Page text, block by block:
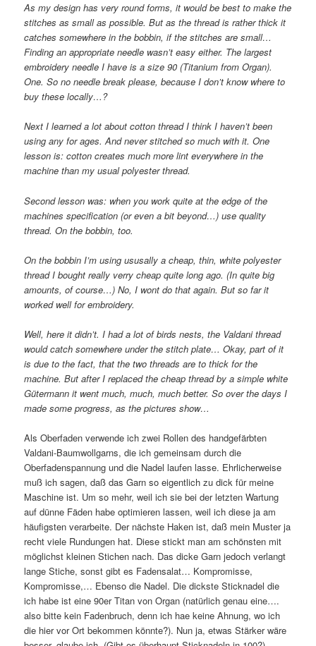
As my design has very round forms, it would be best to make the
stitches as small as possible. But as the thread is rather thick it
catches somewhere in the bobbin, if the stitches are small…
Finding an appropriate needle wasn’t easy either. The largest
embroidery needle I have is a size 90 (Titanium from Organ).
One. So no needle break please, because I don’t know where to
buy these locally…?
Next I learned a lot about cotton thread I think I haven’t been
using any for ages. And never stitched so much with it. One
lesson is: cotton creates much more lint everywhere in the
machine than my usual polyester thread.
Second lesson was: when you work quite at the edge of the
machines specification (or even a bit beyond…) use quality
thread. On the bobbin, too.
On the bobbin I’m using ususally a cheap, thin, white polyester
thread I bought really verry cheap quite long ago. (In quite big
amounts, of course…) No, I wont do that again. But so far it
worked well for embroidery.
Well, here it didn’t. I had a lot of birds nests, the Valdani thread
would catch somewhere under the stitch plate… Okay, part of it
is due to the fact, that the two threads are to thick for the
machine. But after I replaced the cheap thread by a simple white
Gütermann it went much, much, much better. So over the days I
made some progress, as the pictures show…
Als Oberfaden verwende ich zwei Rollen des handgefärbten
Valdani-Baumwollgarns, die ich gemeinsam durch die
Oberfadenspannung und die Nadel laufen lasse. Ehrlicherweise
muß ich sagen, daß das Garn so eigentlich zu dick für meine
Maschine ist. Um so mehr, weil ich sie bei der letzten Wartung
auf dünne Fäden habe optimieren lassen, weil ich diese ja am
häufigsten verarbeite. Der nächste Haken ist, daß mein Muster ja
recht viele Rundungen hat. Diese stickt man am schönsten mit
möglichst kleinen Stichen nach. Das dicke Garn jedoch verlangt
lange Stiche, sonst gibt es Fadensalat… Kompromisse,
Kompromisse,… Ebenso die Nadel. Die dickste Sticknadel die
ich habe ist eine 90er Titan von Organ (natürlich genau eine….
also bitte kein Fadenbruch, denn ich hae keine Ahnung, wo ich
die hier vor Ort bekommen könnte?). Nun ja, etwas Stärker wäre